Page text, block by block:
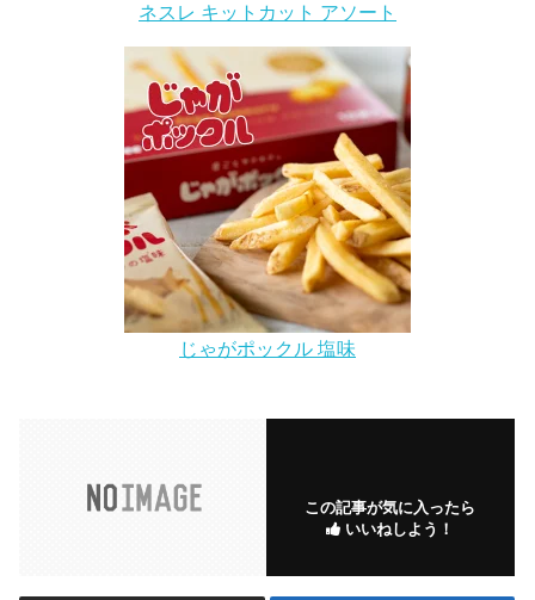
ネスレ キットカット アソート
じゃがポックル 塩味
この記事が気に入ったら
いいねしよう！